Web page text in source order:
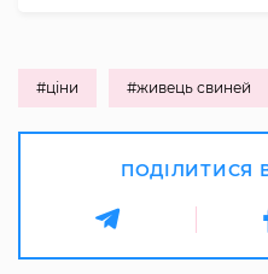
#ціни #живець свиней
ПОДІЛИТИСЯ